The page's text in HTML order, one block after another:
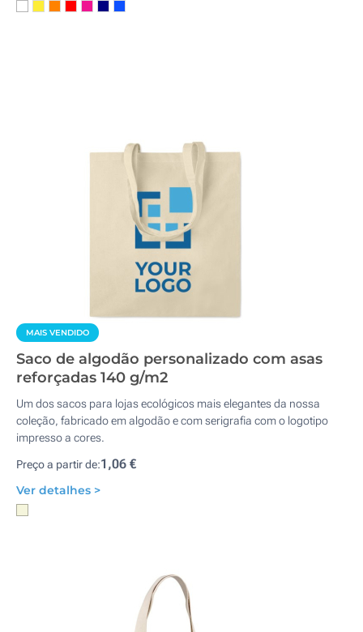
MAIS VENDIDO
Saco de algodão personalizado com asas
reforçadas 140 g/m2
Um dos sacos para lojas ecológicos mais elegantes da nossa
coleção, fabricado em algodão e com serigrafia com o logotipo
impresso a cores.
Preço a partir de:1,06 €
Ver detalhes >